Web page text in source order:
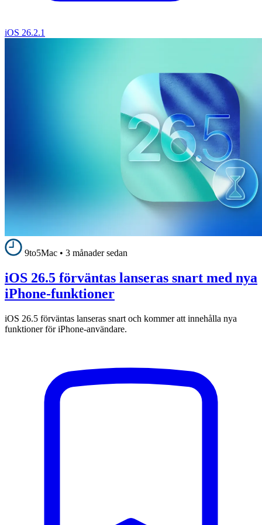
iOS 26.2.1
9to5Mac • 3 månader sedan
iOS 26.5 förväntas lanseras snart med nya
iPhone-funktioner
iOS 26.5 förväntas lanseras snart och kommer att innehålla nya
funktioner för iPhone-användare.